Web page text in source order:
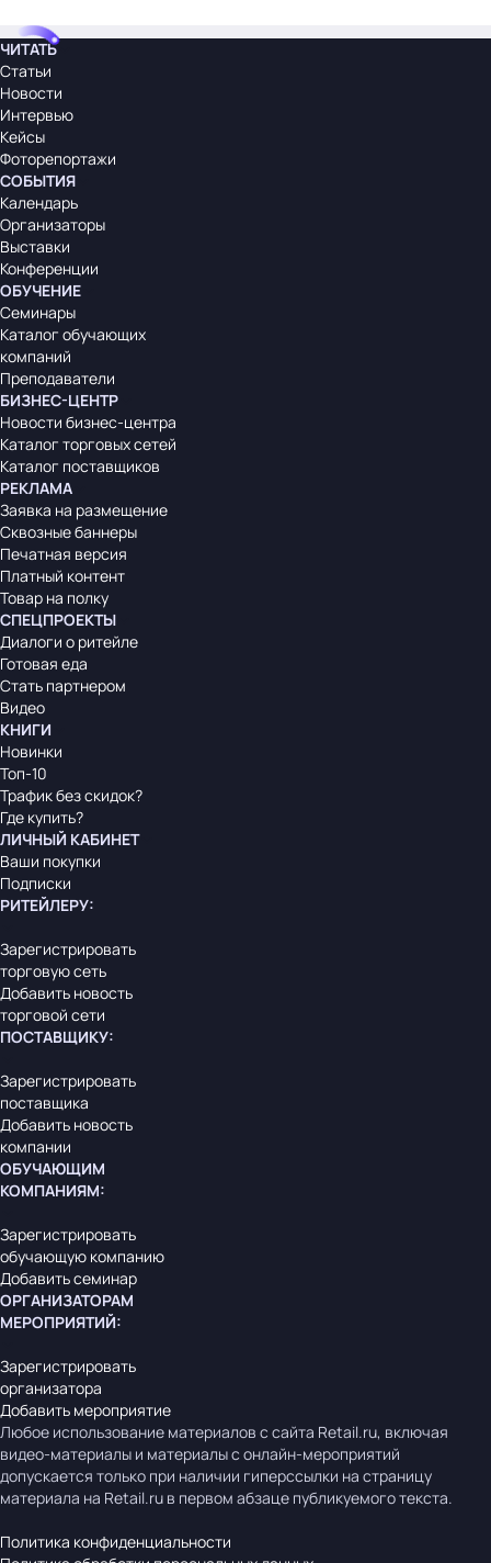
ЧИТАТЬ
Статьи
Новости
Интервью
Кейсы
Фоторепортажи
СОБЫТИЯ
Календарь
Организаторы
Выставки
Конференции
ОБУЧЕНИЕ
Семинары
Каталог обучающих
компаний
Преподаватели
БИЗНЕС-ЦЕНТР
Новости бизнес-центра
Каталог торговых сетей
Каталог поставщиков
РЕКЛАМА
Заявка на размещение
Сквозные баннеры
Печатная версия
Платный контент
Товар на полку
СПЕЦПРОЕКТЫ
Диалоги о ритейле
Готовая еда
Стать партнером
Видео
КНИГИ
Новинки
Топ-10
Трафик без скидок?
Где купить?
ЛИЧНЫЙ КАБИНЕТ
Ваши покупки
Подписки
РИТЕЙЛЕРУ:
Зарегистрировать
торговую сеть
Добавить новость
торговой сети
ПОСТАВЩИКУ:
Зарегистрировать
поставщика
Добавить новость
компании
ОБУЧАЮЩИМ
КОМПАНИЯМ:
Зарегистрировать
обучающую компанию
Добавить семинар
ОРГАНИЗАТОРАМ
МЕРОПРИЯТИЙ:
Зарегистрировать
организатора
Добавить мероприятие
Любое использование материалов с сайта Retail.ru, включая
видео-материалы и материалы с онлайн-мероприятий
допускается только при наличии гиперссылки на страницу
материала на Retail.ru в первом абзаце публикуемого текста.
Политика конфиденциальности